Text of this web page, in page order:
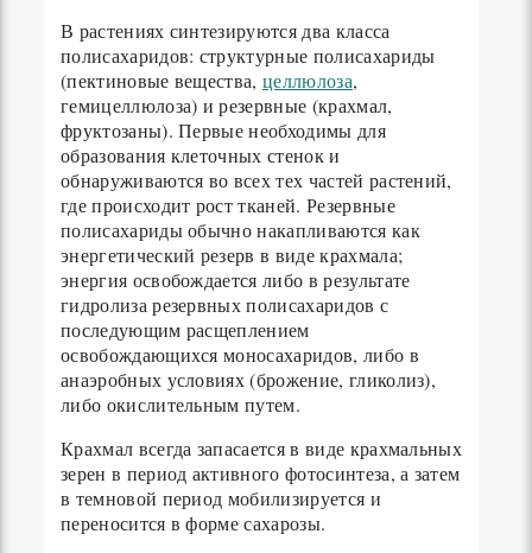
В растениях синтезируются два класса
полисахаридов: структурные полисахариды
(пектиновые вещества,целлюлоза,
гемицеллюлоза) и резервные (крахмал,
фруктозаны). Первые необходимы для
образования клеточных стенок и
обнаруживаются во всех тех частей растений,
где происходит рост тканей. Резервные
полисахариды обычно накапливаются как
энергетический резерв в виде крахмала;
энергия освобождается либо в результате
гидролиза резервных полисахаридов с
последующим расщеплением
освобождающихся моносахаридов, либо в
анаэробных условиях (брожение, гликолиз),
либо окислительным путем.
Крахмал всегда запасается в виде крахмальных
зерен в период активного фотосинтеза, а затем
в темновой период мобилизируется и
переносится в форме сахарозы.